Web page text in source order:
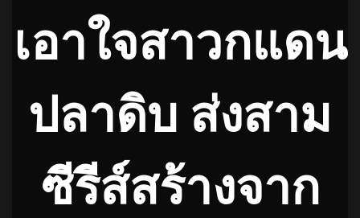
เอาใจสาวกแดน
ปลาดิบ ส่งสาม
ซีรีส์สร้างจาก